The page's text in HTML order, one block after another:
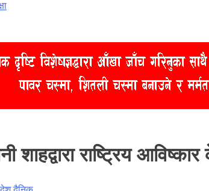
शाहद्वारा राष्ट्रिय